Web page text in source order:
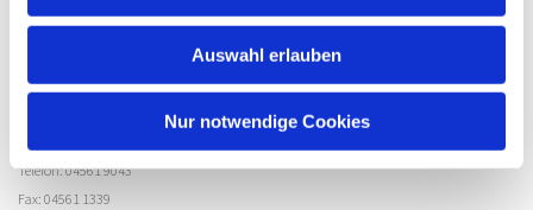
Auswahl erlauben
Nur notwendige Cookies
23730 Neustadt/Holstein
Telefon: 04561 9043
Fax: 04561 1339